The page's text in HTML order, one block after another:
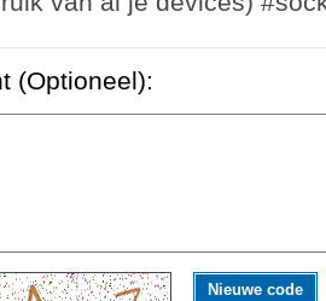
(Optioneel):
Nieuwe code